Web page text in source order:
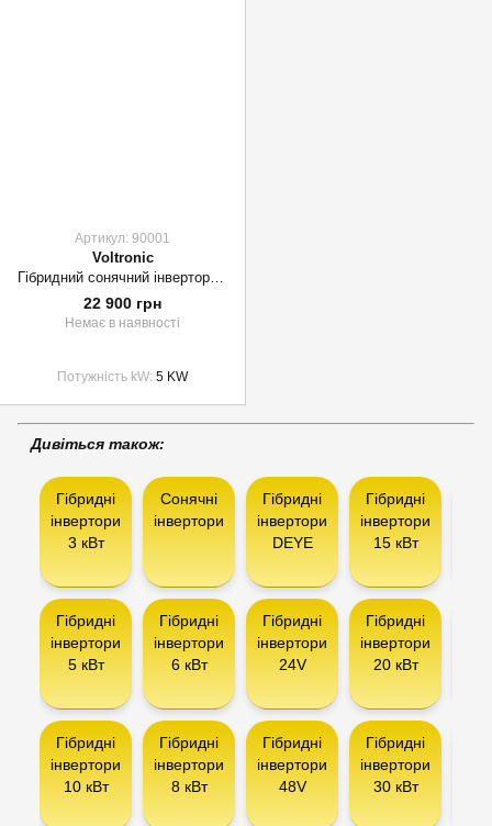
Артикул: 90001
Voltronic
22 900 грн
Немає в наявності
Потужність kW 5 KW
Дивіться також:
Гібридні
інвертори
3 кВт
Сонячні
інвертори
Гібридні
інвертори
DEYE
Гібридні
інвертори
15 кВт
Гібридні
інвертори
5 кВт
Гібридні
інвертори
6 кВт
Гібридні
інвертори
24V
Гібридні
інвертори
20 кВт
Гібридні
інвертори
10 кВт
Гібридні
інвертори
8 кВт
Гібридні
інвертори
48V
Гібридні
інвертори
30 кВт